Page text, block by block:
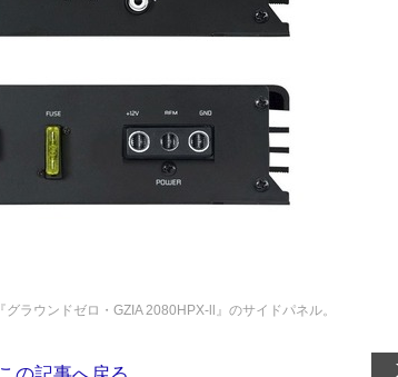
『グラウンドゼロ・GZIA 2080HPX-ll』のサイドパネル。
この記事へ戻る